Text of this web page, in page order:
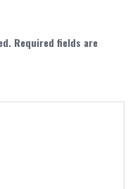
Required fields are